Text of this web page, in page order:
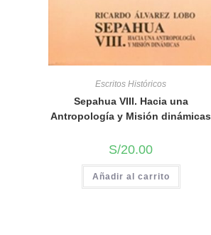
Escritos Históricos
Sepahua VIII. Hacia una
Antropología y Misión dinámicas
S/20.00
Añadir al carrito